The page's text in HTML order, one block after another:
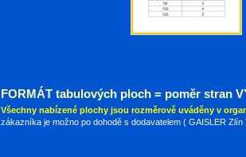
FORMÁT tabulových ploch = poměr stran
Všechny nabízené plochy jsou rozměrově uváděny v
zákazníka je možno po dohodě s dodavatelem ( GAISLER